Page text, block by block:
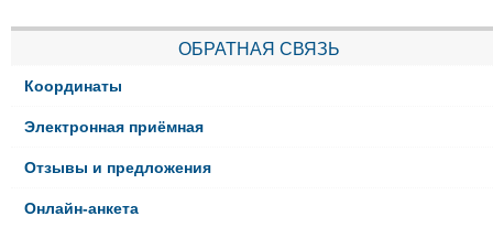
ОБРАТНАЯ СВЯЗЬ
Координаты
Электронная приёмная
Отзывы и предложения
Онлайн-анкета